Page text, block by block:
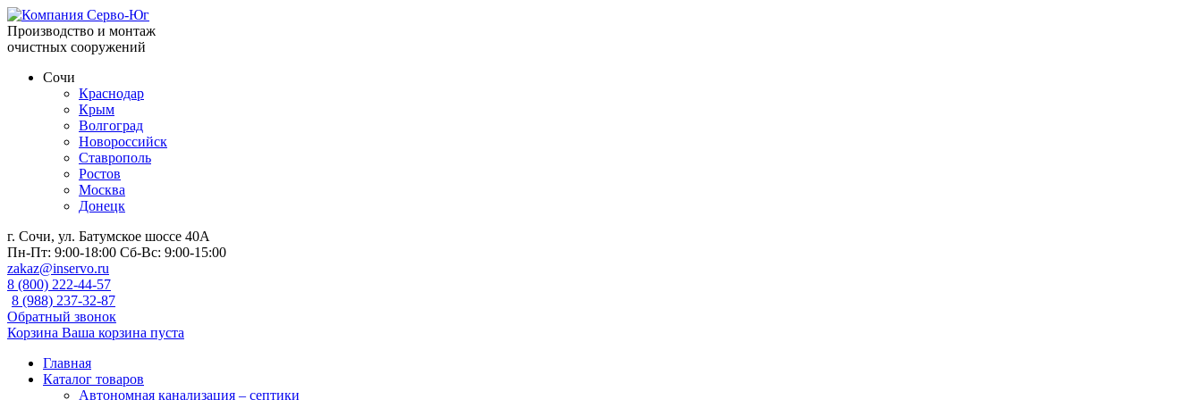
Производство и монтаж
очистных сооружений
Сочи
Краснодар
Крым
Волгоград
Новороссийск
Ставрополь
Ростов
Москва
Донецк
г. Сочи, ул. Батумское шоссе 40А
Пн-Пт: 9:00-18:00 Сб-Вс: 9:00-15:00
zakaz@inservo.ru
8 (800) 222-44-57
8 (988) 237-32-87
Обратный звонок
Корзина Ваша корзина пуста
Главная
Каталог товаров
Автономная канализация – септики